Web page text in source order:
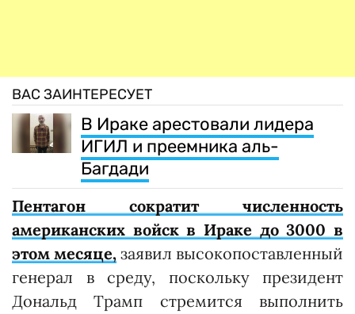
ВАС ЗАИНТЕРЕСУЕТ
В Ираке арестовали лидера
ИГИЛ и преемника аль-
Багдади
Пентагон сократит численность
американских войск в Ираке до 3000 в
этом месяце, заявил высокопоставленный
генерал в среду, поскольку президент
Дональд Трамп стремится выполнить